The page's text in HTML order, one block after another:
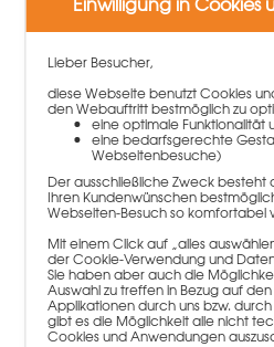
Trägerabdeckung T
2,30 €Gewicht 0.18 kg
Mehr Informationen
Lieber Besucher,
diese Webseite benutzt Cookies
den Webauftritt bestmöglich zu
eine optimale Funktionalität
eine bedarfsgerechte
Webseitenbesuche)
Der ausschließliche Zweck besteht
Ihren Kundenwünschen
Webseiten-Besuch so komfortabel
Mit einem Click auf „alles
der Cookie-Verwendung und
Sie haben aber auch die
Auswahl zu treffen in Bezug auf
Applikationen durch uns bzw.
gibt es die Möglichkeit alle nicht
Cookies und Anwendungen